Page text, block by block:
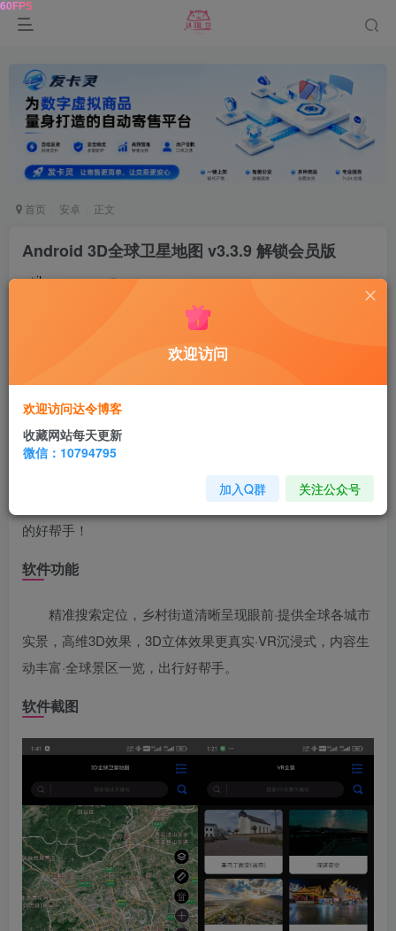
首页 安卓 正文
Android 3D全球卫星地图 v3.3.9 解锁会员版
鹿鸣 关注
的街景和VR沉浸式体验。全新的 3D 图像可以让您尽情游览
完全以 3D 方式重现的精选城市。所有建筑物都采用 3D 模
型，可让您真切体验一下从城市上方飞过的感觉。是您出行
的好帮手！
软件功能
精准搜索定位，乡村街道清晰呈现眼前·提供全球各城市
实景，高维3D效果，3D立体效果更真实·VR沉浸式，内容生
动丰富·全球景区一览，出行好帮手。
软件截图
欢迎访问
欢迎访问达令博客
收藏网站每天更新
微信：10794795
加入Q群 关注公众号